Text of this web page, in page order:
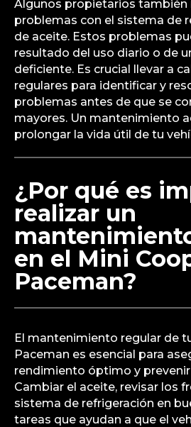
Algunos propietarios también
problemas con el sistema de
de aceite. Estos problemas
resultado del uso diario o de
deficiente. Es crucial llevar a
regulares para identificar y
problemas antes de que se
mayores. Un mantenimiento
prolongar la vida útil de tu
¿Por qué es
realizar un
en el Mini
Paceman?
El mantenimiento regular de
Paceman es esencial para
rendimiento óptimo y
Cambiar el aceite, revisar los
sistema de refrigeración en
tareas que ayudan a que el